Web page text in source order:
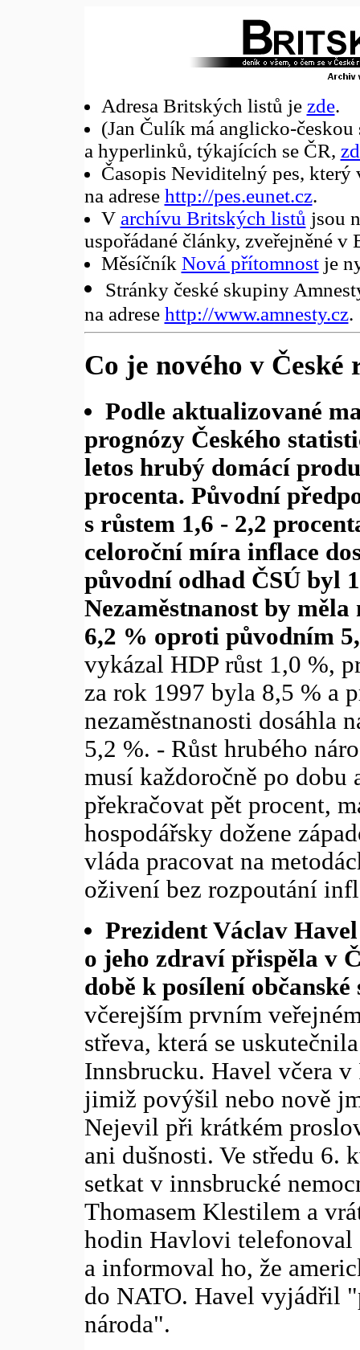
Adresa Britských listů je zde.
(Jan Čulík má anglicko-českou
a hyperlinků, týkajících se ČR,
Časopis Neviditelný pes, který
na adrese http://pes.eunet.cz.
V archívu Britských listů jsou
uspořádané články, zveřejněné
Měsíčník Nová přítomnostje
Stránky české skupiny
na adrese http://www.amnesty.cz.
Co je nového v České
Podle aktualizované
prognózy Českého
letos hrubý domácí
procenta. Původní
s růstem 1,6 - 2,2
celoroční míra inflace
původní odhad ČSÚ byl
Nezaměstnanost by
6,2 % oproti původním
vykázal HDP růst 1,0 %,
za rok 1997 byla 8,5 % a
nezaměstnanosti dosáhla
5,2 %. - Růst hrubého
musí každoročně po dobu
překračovat pět procent,
hospodářsky dožene
vláda pracovat na
oživení bez rozpoutání
Prezident Václav
o jeho zdraví přispěla v
době k posílení
včerejším prvním
střeva, která se
Innsbrucku. Havel včera
jimiž povýšil nebo nově
Nejevil při krátkém
ani dušnosti. Ve středu 6.
setkat v innsbrucké
Thomasem Klestilem a
hodin Havlovi
a informoval ho, že
do NATO. Havel vyjádřil
národa".